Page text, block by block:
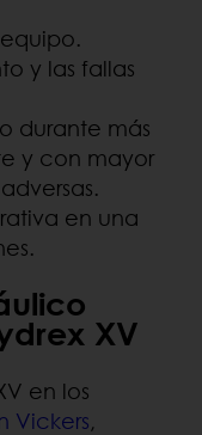
y las fallas
durante más
y con mayor
en una
XV
en los
Vickers,